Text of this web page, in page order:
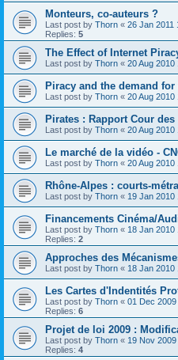
Monteurs, co-auteurs ?
Last post by Thorn « 26 Jan 2011
Replies: 5
The Effect of Internet
Last post by Thorn « 20 Aug 2010
Piracy and the demand
Last post by Thorn « 20 Aug 2010
Pirates : Rap­port Cour
Last post by Thorn « 20 Aug 2010
Le marché de la vidéo -
Last post by Thorn « 20 Aug 2010
Rhône-Alpes : courts-
Last post by Thorn « 19 Jan 2010
Financements Cinéma/
Last post by Thorn « 18 Jan 2010
Replies: 2
Approches des
Last post by Thorn « 18 Jan 2010
Les Cartes d'Indentités
Last post by Thorn « 01 Dec 2009
Replies: 6
Projet de loi 2009 :
Last post by Thorn « 19 Nov 2009
Replies: 4